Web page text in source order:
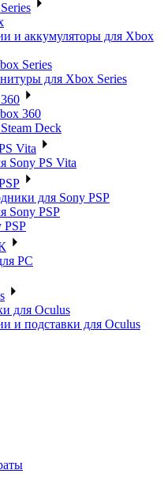
и аккумуляторы для Xbox
Series
для Xbox Series
360
Deck
Vita
Sony PS Vita
для Sony PSP
Sony PSP
PSP
PC
для Oculus
и подставки для Oculus